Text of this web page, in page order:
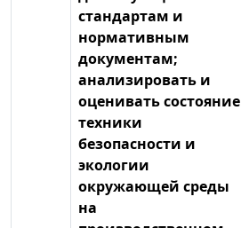
стандартам и
нормативным
документам;
анализировать и
оценивать состояние
техники
безопасности и
экологии
окружающей среды
на